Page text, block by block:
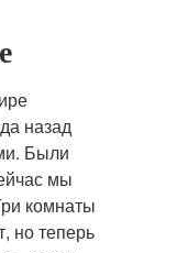
назад
Были
мы
комнаты
но теперь